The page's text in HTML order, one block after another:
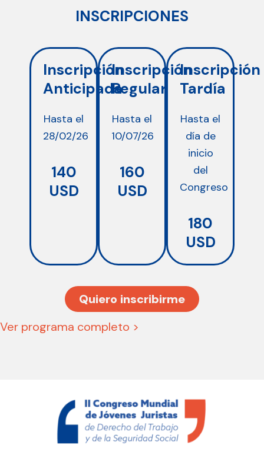
INSCRIPCIONES
Inscripción
Anticipada
Hasta el
28/02/26
140
USD
Inscripción
Regular
Hasta el
10/07/26
160
USD
Inscripción
Tardía
Hasta el
día de
inicio
del
Congreso
180
USD
Quiero inscribirme
Ver programa completo >